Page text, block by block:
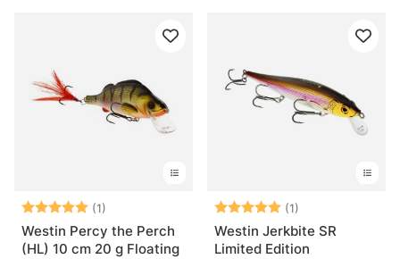
Betyg: (1)
5.0 utav 5 stjärnor
Westin Percy the Perch
(HL) 10 cm 20 g Floating
Betyg: (1)
Westin Jerkbite SR
Limited Edition